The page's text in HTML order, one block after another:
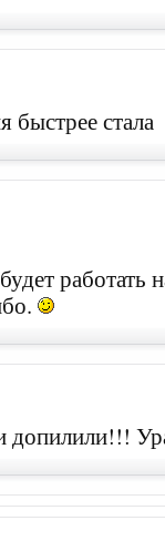
быстрее стала
работать
допилили!!!